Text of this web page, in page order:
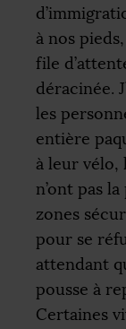
à nos
file
déracinée.
les
entière
à leur
n’ont pas
zones
pour se
attendant
pousse à
Certaines